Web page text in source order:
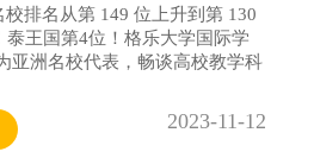
排名从第 149 位上升到第 130
王国第4位！格乐大学国际学
亚洲名校代表，畅谈高校教学科
2023-11-12